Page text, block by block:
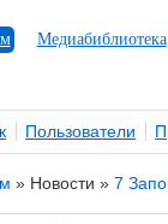
Медиабиблиотека
Пользователи
» Новости »7